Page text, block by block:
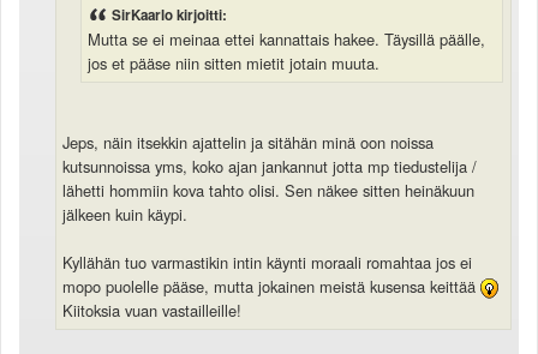
Valitse paikkakunta
Helsingin sää
Oulun sää
Kuopion sää
Rovaniemen sää
VIP-jäsenyys
Paidat ja vaatteet
Suunnittele oma paita
SirKaarlo kirjoitti:
Mutta se ei meinaa ettei kannattais hakee. Täysillä päälle,
jos et pääse niin sitten mietit jotain muuta.
Jeps, näin itsekkin ajattelin ja sitähän minä oon noissa
kutsunnoissa yms, koko ajan jankannut jotta mp tiedustelija /
lähetti hommiin kova tahto olisi. Sen näkee sitten heinäkuun
jälkeen kuin käypi.
Kyllähän tuo varmastikin intin käynti moraali romahtaa jos ei
mopo puolelle pääse, mutta jokainen meistä kusensa keittää
Kiitoksia vuan vastailleille!